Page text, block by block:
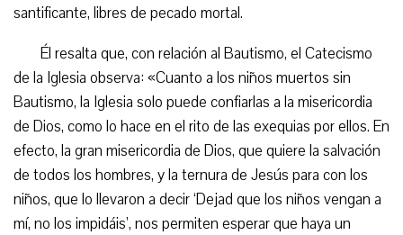
santificante, libres de pecado mortal.
Él resalta que, con relación al Bautismo, el Catecismo
de la Iglesia observa: «Cuanto a los niños muertos sin
Bautismo, la Iglesia solo puede confiarlas a la misericordia
de Dios, como lo hace en el rito de las exequias por ellos. En
efecto, la gran misericordia de Dios, que quiere la salvación
de todos los hombres, y la ternura de Jesús para con los
niños, que lo llevaron a decir ‘Dejad que los niños vengan a
mí, no los impidáis’, nos permiten esperar que haya un